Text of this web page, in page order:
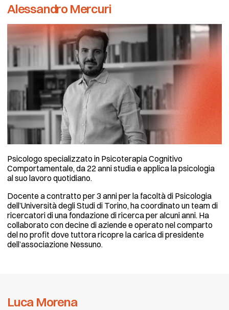
Alessandro Mercuri
Psicologo specializzato in Psicoterapia Cognitivo
Comportamentale, da 22 anni studia e applica la psicologia
al suo lavoro quotidiano.
​Docente a contratto per 3 anni per la facoltà di Psicologia
dell’Università degli Studi di Torino, ha coordinato un team di
ricercatori di una fondazione di ricerca per alcuni anni. Ha
collaborato con decine di aziende e operato nel comparto
del no profit dove tuttora ricopre la carica di presidente
dell’associazione Nessuno.
Luca Morena